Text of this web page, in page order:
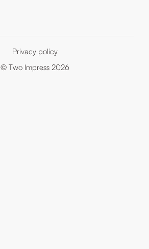
Privacy policy
© Two Impress 2026